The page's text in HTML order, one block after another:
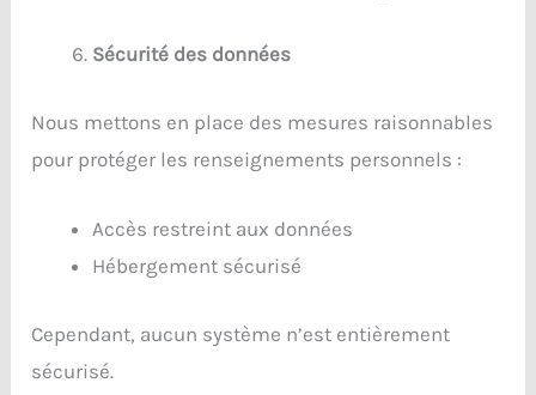
Sécurité des données
Nous mettons en place des mesures raisonnables
pour protéger les renseignements personnels :
Accès restreint aux données
Hébergement sécurisé
Cependant, aucun système n’est entièrement
sécurisé.